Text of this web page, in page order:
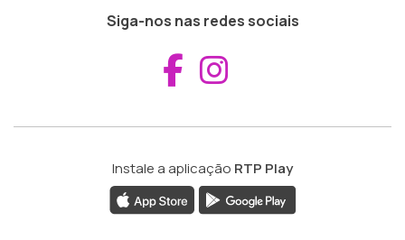
Siga-nos nas redes sociais
Aceder ao
Instale a aplicação RTP Play